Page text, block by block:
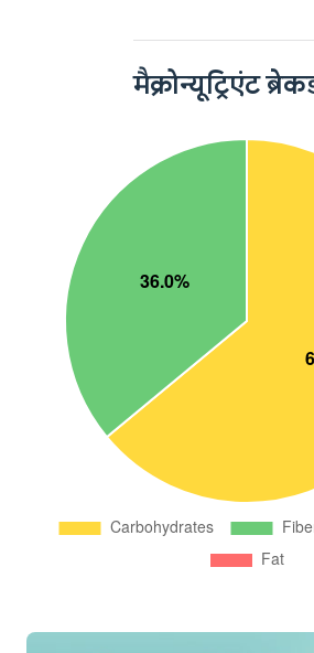
मैक्रोन्यूट्रिएंट